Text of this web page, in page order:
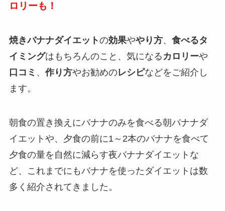
ロリーも！
焼きバナナダイエットの効果ややり方、 食べるタ
イミングはもちろんのこと、気になる カロリーや
口コミ 、 作り方やお勧めのレシピなどをご紹介し
ます。
朝食の置き換えにバナナのみを食べる朝バナナダ
イエットや、夕食の前に1～2本のバナナを食べて
夕食の量を自然に減らす夜バナナダイエットな
ど、これまでにもバナナを使ったダイエットは数
多く紹介されてきました。